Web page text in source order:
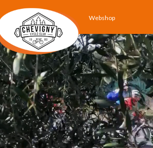
Webshop